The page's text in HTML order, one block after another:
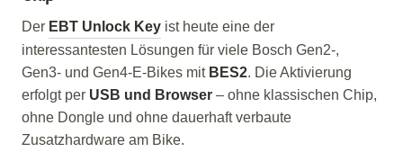
Der EBT Unlock Key ist heute eine der
interessantesten Lösungen für viele Bosch Gen2-,
Gen3- und Gen4-E-Bikes mit BES2. Die Aktivierung
erfolgt per USB und Browser – ohne klassischen Chip,
ohne Dongle und ohne dauerhaft verbaute
Zusatzhardware am Bike.